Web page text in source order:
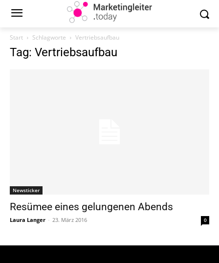
Start Schlagworte Vertriebsaufbau
Tag: Vertriebsaufbau
Newsticker
Resümee eines gelungenen Abends
Laura Langer - 23. März 2016 0